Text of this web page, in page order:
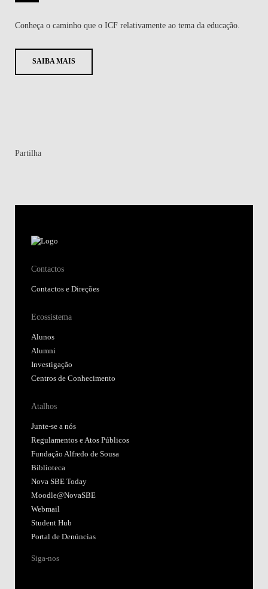
Conheça o caminho que o ICF relativamente ao tema da educação.
SAIBA MAIS
Partilha
Contactos
Contactos e Direções
Ecossistema
Alunos
Alumni
Investigação
Centros de Conhecimento
Atalhos
Junte-se a nós
Regulamentos e Atos Públicos
Fundação Alfredo de Sousa
Biblioteca
Nova SBE Today
Moodle@NovaSBE
Webmail
Student Hub
Portal de Denúncias
Siga-nos